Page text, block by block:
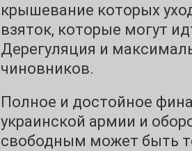
крышевание которых
взяток, которые могут
Дерегуляция и
чиновников.
Полное и достойное
украинской армии и
свободным может быть